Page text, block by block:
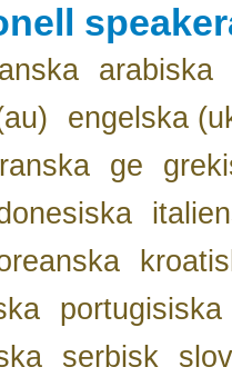
arabiska
engelska
ge
portugisiska
serbisk